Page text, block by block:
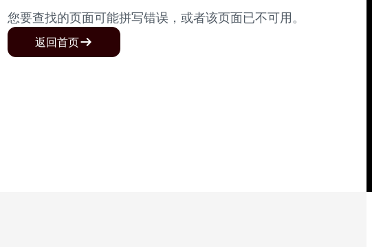
您要查找的页面可能拼写错误，或者该页面已不可用。
返回首页